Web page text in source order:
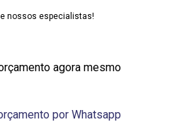
nossos especialistas!
agora mesmo
por Whatsapp